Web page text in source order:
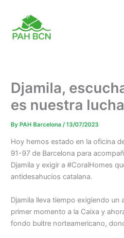
content
Djamila,
es nuestra lucha
By PAH Barcelona/13/07/2023
Hoy hemos estado en la oficina
91-97 de Barcelona para
Djamila y exigir a #CoralHomes
antidesahucios catalana.
Djamila lleva tiempo exigiendo un
primer momento a la Caixa y
fondo buitre norteamericano,